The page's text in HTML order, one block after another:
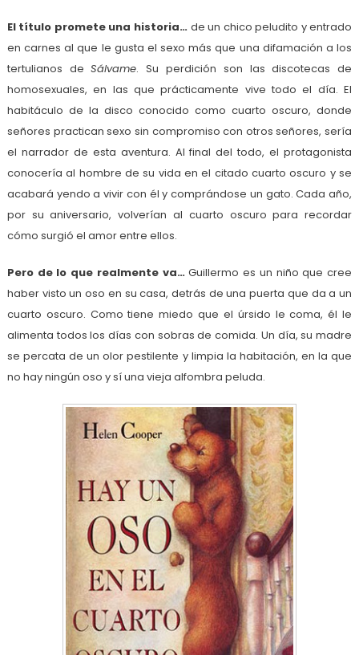
El título promete una historia… de un chico peludito y entrado
en carnes al que le gusta el sexo más que una difamación a los
tertulianos deSálvame. Su perdición son las discotecas de
homosexuales, en las que prácticamente vive todo el día. El
habitáculo de la disco conocido como cuarto oscuro, donde
señores practican sexo sin compromiso con otros señores, sería
el narrador de esta aventura. Al final del todo, el protagonista
conocería al hombre de su vida en el citado cuarto oscuro y se
acabará yendo a vivir con él y comprándose un gato. Cada año,
por su aniversario, volverían al cuarto oscuro para recordar
cómo surgió el amor entre ellos.
Pero de lo que realmente va…Guillermo es un niño que cree
haber visto un oso en su casa, detrás de una puerta que da a un
cuarto oscuro. Como tiene miedo que el úrsido le coma, él le
alimenta todos los días con sobras de comida. Un día, su madre
se percata de un olor pestilente y limpia la habitación, en la que
no hay ningún oso y sí una vieja alfombra peluda.